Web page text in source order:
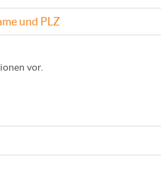
und PLZ
vor.